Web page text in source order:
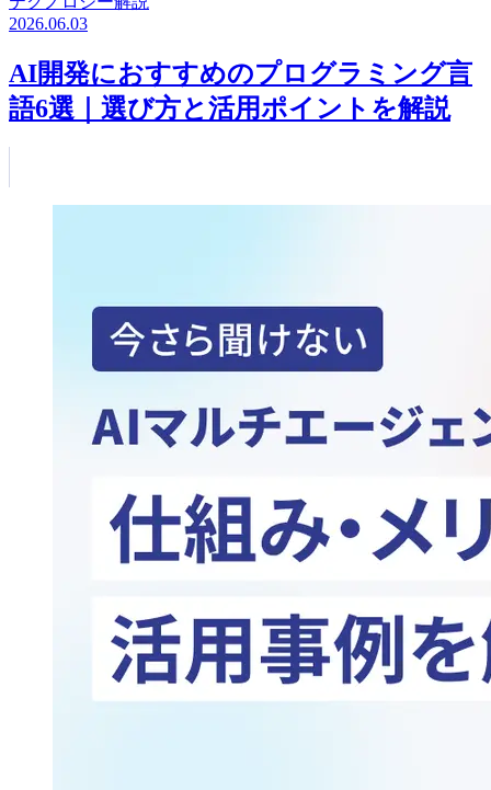
2026.06.03
AI開発におすすめのプログラミング言
語6選｜選び方と活用ポイントを解説